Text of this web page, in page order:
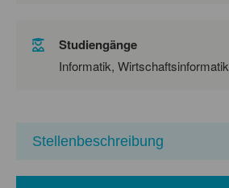
Studiengänge
Informatik, Wirtschaftsinformatik
Stellenbeschreibung